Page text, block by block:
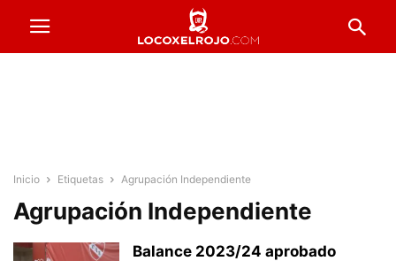
Inicio Etiquetas Agrupación Independiente
Agrupación Independiente
Balance 2023/24 aprobado